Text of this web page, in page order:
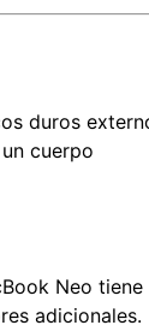
duros
cuerpo
Neo tiene
adicionales.